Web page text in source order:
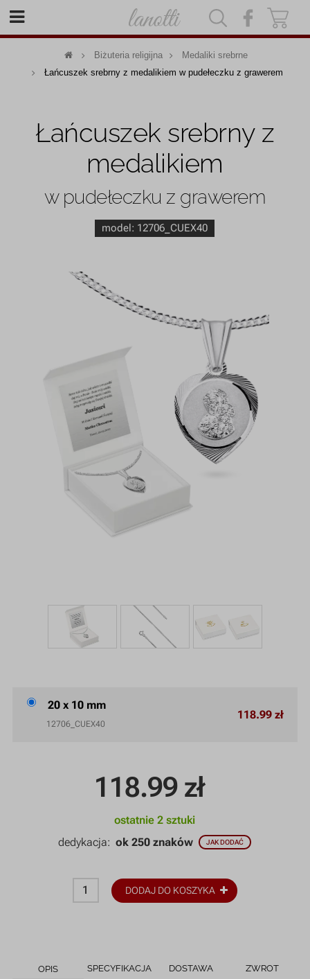
Biżuteria religijna
Medaliki srebrne
Łańcuszek srebrny z medalikiem w pudełeczku z grawerem
Łańcuszek srebrny z
medalikiem
w pudełeczku z grawerem
model: 12706_CUEX40
118.99 zł
ostatnie 2 sztuki
dedykacja:ok 250 znaków JAK DODAĆ
DODAJ DO KOSZYKA
20 x 10 mm
12706_CUEX40
118.99 zł
OPIS SPECYFIKACJA DOSTAWA ZWROT